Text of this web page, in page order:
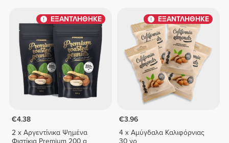
ΕΞΑΝΤΛΗΘΗΚΕ
€4.38
2 x Αργεντίνικα Ψημένα
ΕΞΑΝΤΛΗΘΗΚΕ
€3.96
4 x Αμύγδαλα Καλιφόρνιας